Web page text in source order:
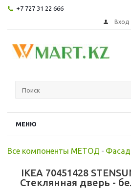
+7 727 31 22 666
Вход
МЕНЮ
Все компоненты МЕТОД -
IKEA 70451428
Стеклянная дверь -